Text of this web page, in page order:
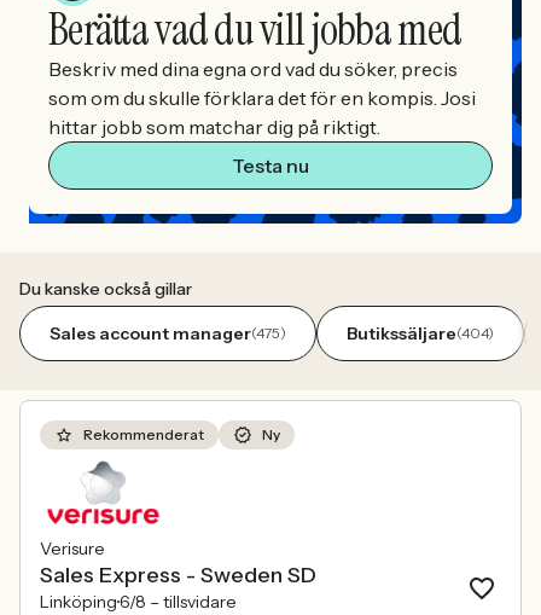
Berätta vad du vill jobba med
Beskriv med dina egna ord vad du söker, precis
som om du skulle förklara det för en kompis. Josi
hittar jobb som matchar dig på riktigt.
Testa nu
Du kanske också gillar
Sales account manager(475) Butikssäljare(404)
Rekommenderat Ny
Verisure
Sales Express - Sweden SD
Linköping6/8 – tillsvidare